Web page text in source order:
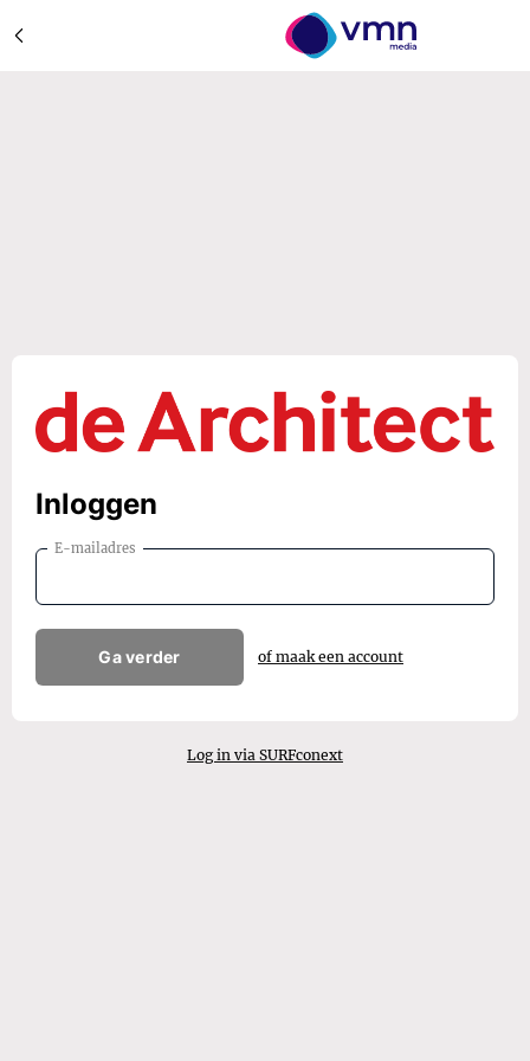
Inloggen
E-mailadres
Ga verder of maak een account
Log in via SURFconext